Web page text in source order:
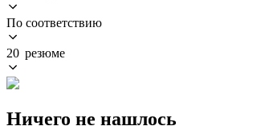
По соответствию
20 резюме
Ничего не нашлось